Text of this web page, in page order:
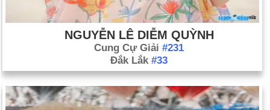
NGUYỄN LÊ DIỄM QUỲNH
Cung Cự Giải #231
Đắk Lắk #33